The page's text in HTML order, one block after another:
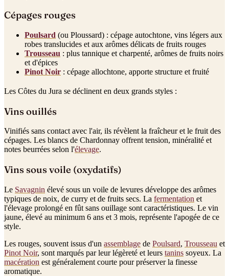
Cépages rouges
Poulsard (ou Ploussard) : cépage autochtone, vins légers aux
robes translucides et aux arômes délicats de fruits rouges
Trousseau : plus tannique et charpenté, arômes de fruits noirs
et d'épices
Pinot Noir : cépage allochtone, apporte structure et fruité
Les Côtes du Jura se déclinent en deux grands styles :
Vins ouillés
Vinifiés sans contact avec l'air, ils révèlent la fraîcheur et le fruit des
cépages. Les blancs de Chardonnay offrent tension, minéralité et
notes beurrées selon l'élevage.
Vins sous voile (oxydatifs)
Le Savagnin élevé sous un voile de levures développe des arômes
typiques de noix, de curry et de fruits secs. La fermentation et
l'élevage prolongé en fût sans ouillage sont caractéristiques. Le vin
jaune, élevé au minimum 6 ans et 3 mois, représente l'apogée de ce
style.
Les rouges, souvent issus d'un assemblage de Poulsard, Trousseau et
Pinot Noir, sont marqués par leur légèreté et leurs tanins soyeux. La
macération est généralement courte pour préserver la finesse
aromatique.